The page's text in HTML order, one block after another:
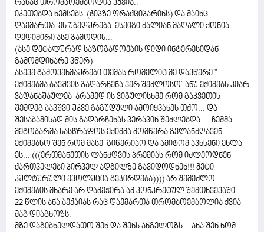
რასაც თრომბოემბოლია ჰქვია..
იკეთებდა ნემსებს (ჭიპზე ფრაქციპარინს) და მაინც
დაემართა ეს უბედურება ესეიგი ძალიან მაღალი ქონია
დედიმირი ასე გამოდის...
(ასე დეტალურად საზოგადოების დიდი ინტერესიდან
გამომდინარე ვწერ)
ასევე გამოვეხმაურები თემას რომელიც მე დავწერე "
ექიმებმა ბავშვის გადარჩენა ვერ შეძლოსო" ანუ ექიმებს კიარ
ვადანაშაულებ არამედ ის ვიგულისხმე რომ გაკვეთის
შემდეგ ბავშვი უკვე გაგუდული ამოიყვანეს თქო... და
შესაბამისად მის გადარჩენას ვერავინ შეძლებდა.... ჩემმა
მეგობარმა სასწრაფოს ექიმმა მომწერა გვლანძღავენ
ექიმებსო შენ რომ მასე გიწერიაო და ამიტომ ავხსენი ეხლა
ეს... (((ერთმანეთის ლანძღვის პრემიას რომ იძლეოდნენ
ქართველები პირველ ადგილზე გავიდოდნენ!!! მეტი
კულტურული ევოლუცია გვჭირდება)))) არ შემეძლო
ექიმების მხარე არ დამეჭირა ამ კონკრეტულ შემთხვევაში.....
22 წლის ანა ბექაიას რაც დაემართა თრომბოემბოლია ქვია
მაგ დიაგნოზს.
მზე დაგიბნელდათო შენ და შენს ანგელოზს... ანა შენ ხომ